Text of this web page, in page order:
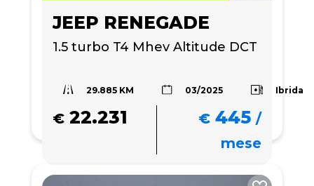
JEEP RENEGADE
1.5 turbo T4 Mhev Altitude DCT
29.885 KM 03/2025 Ibrida
€ 22.231 € 445 /
mese